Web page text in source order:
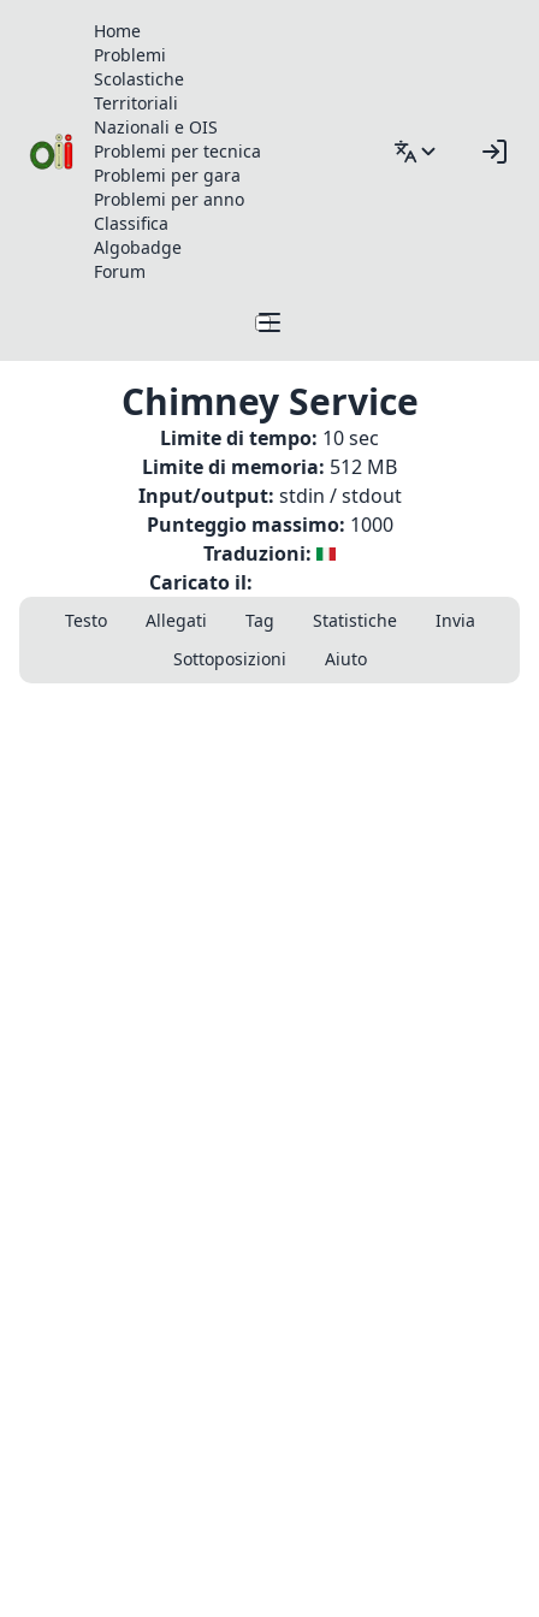
Home
Problemi
Scolastiche
Territoriali
Nazionali e OIS
Problemi per tecnica
Problemi per gara
Problemi per anno
Classifica
Algobadge
Forum
Chimney Service
Limite di tempo: 10 sec
Limite di memoria: 512 MB
Input/output: stdin / stdout
Punteggio massimo: 1000
Traduzioni:
Caricato il:
Testo Allegati Tag Statistiche
Invia
Sottoposizioni
Aiuto